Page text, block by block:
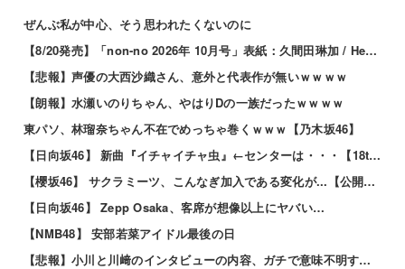
ぜんぶ私が中心、そう思われたくないのに
【8/20発売】「non-no 2026年 10月号」表紙：久間田琳加 / Hearts2Hearts
【悲報】声優の大西沙織さん、意外と代表作が無いｗｗｗｗ
【朗報】水瀬いのりちゃん、やはりDの一族だったｗｗｗｗ
東パソ、林瑠奈ちゃん不在でめっちゃ巻くｗｗｗ【乃木坂46】
【日向坂46】 新曲『イチャイチャ虫』←センターは・・・【18thシングル】
【櫻坂46】 サクラミーツ、こんなぎ加入である変化が...【公開収録レポ】
【日向坂46】 Zepp Osaka、客席が想像以上にヤバい…
【NMB48】 安部若菜アイドル最後の日
【悲報】小川と川﨑のインタビューの内容、ガチで意味不明すぎる